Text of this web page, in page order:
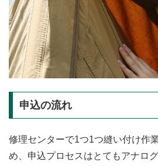
申込の流れ
修理センターで1つ1つ縫い付け作
め、申込プロセスはとてもアナロ